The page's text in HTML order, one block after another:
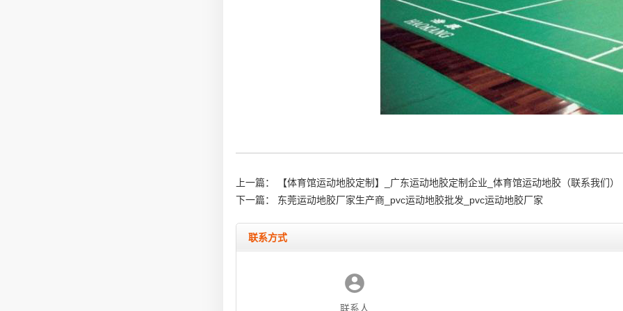
上一篇：
【体育馆运动地胶定制】_广东运动地胶定制企业_体育馆运动地胶（联系我们）
下一篇：
东莞运动地胶厂家生产商_pvc运动地胶批发_pvc运动地胶厂家
联系方式
联系人